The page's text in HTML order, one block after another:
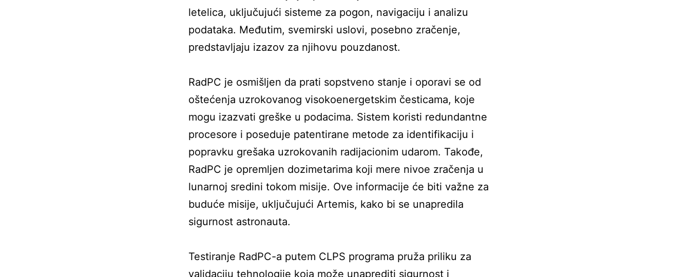
letelica, uključujući sisteme za pogon, navigaciju i analizu
podataka. Međutim, svemirski uslovi, posebno zračenje,
predstavljaju izazov za njihovu pouzdanost.
RadPC je osmišljen da prati sopstveno stanje i oporavi se od
oštećenja uzrokovanog visokoenergetskim česticama, koje
mogu izazvati greške u podacima. Sistem koristi redundantne
procesore i poseduje patentirane metode za identifikaciju i
popravku grešaka uzrokovanih radijacionim udarom. Takođe,
RadPC je opremljen dozimetarima koji mere nivoe zračenja u
lunarnoj sredini tokom misije. Ove informacije će biti važne za
buduće misije, uključujući Artemis, kako bi se unapredila
sigurnost astronauta.
Testiranje RadPC-a putem CLPS programa pruža priliku za
validaciju tehnologije koja može unaprediti sigurnost i